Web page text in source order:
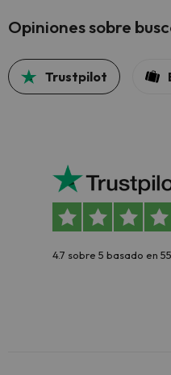
Opiniones sobre
Trustpilot
4.7 sobre 5 basado en